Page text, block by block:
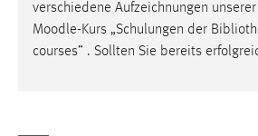
verschiedene Aufzeichnungen
Moodle-Kurs „Schulungen der
courses” . Sollten Sie bereits
Cookie Laufzeit:
30 Tage